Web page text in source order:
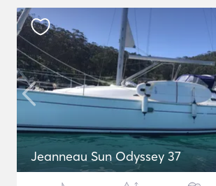
Jeanneau Sun Odyssey 37